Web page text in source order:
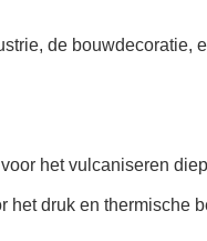
de bouwdecoratie,
het vulcaniseren
druk en thermische